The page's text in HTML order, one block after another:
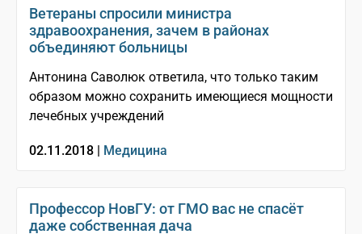
Ветераны спросили министра
здравоохранения, зачем в районах
объединяют больницы
Антонина Саволюк ответила, что только таким
образом можно сохранить имеющиеся мощности
лечебных учреждений
02.11.2018 | Медицина
Профессор НовГУ: от ГМО вас не спасёт
даже собственная дача